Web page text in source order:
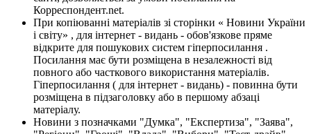
Корреспондент.net.
При копіюванні матеріалів зі сторінки « Новини України
і світу» , для інтернет - видань - обов'язкове пряме
відкрите для пошукових систем гіперпосилання .
Посилання має бути розміщена в незалежності від
повного або часткового використання матеріалів.
Гіперпосилання ( для інтернет - видань) - повинна бути
розміщена в підзаголовку або в першому абзаці
матеріалу.
Новини з позначками "Думка", "Експертиза", "Заява",